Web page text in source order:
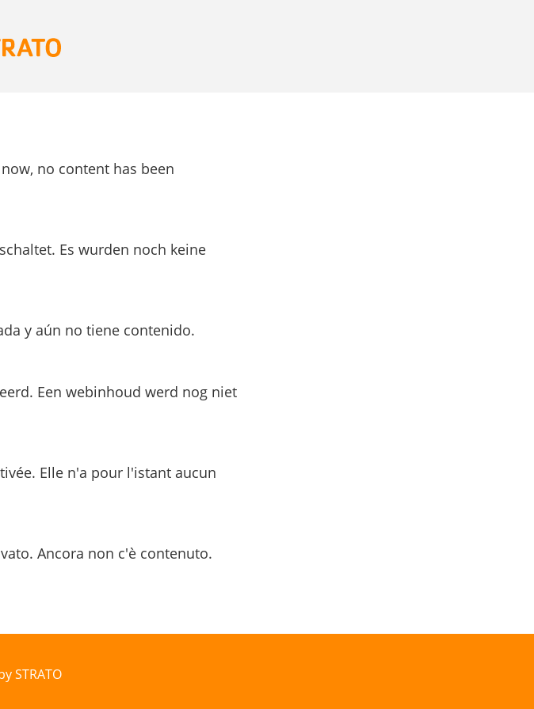
no content has been
Es wurden noch keine
y aún no tiene contenido.
Een webinhoud werd nog niet
Elle n'a pour l'istant aucun
Ancora non c'è contenuto.
STRATO